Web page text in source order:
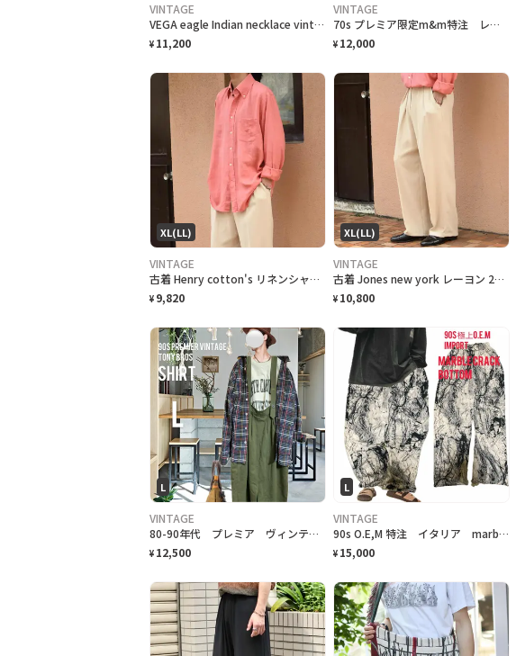
VINTAGE
VEGA eagle Indian necklace vintageコイン
¥ 11,200
VINTAGE
70s プレミア限定m&m特注 レザータグ、大人 スイッチ ハーフパンツ w34
¥ 12,000
XL(LL)
VINTAGE
古着 Henry cotton's リネンシャツ ボタンダウンシャツ BDシャツ
¥ 9,820
XL(LL)
VINTAGE
古着 Jones new york レーヨン 2タック スラックス ワイドパンツ
¥ 10,800
L
VINTAGE
80-90年代 プレミア ヴィンテージ 65/35 TROYBROS シャツ
¥ 12,500
L
VINTAGE
90s O.E,M 特注 イタリア marble crack art ユルボトム個性派
¥ 15,000